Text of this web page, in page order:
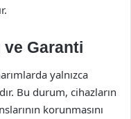
ve Garanti
yalnızca
Bu durum, cihazların
korunmasını